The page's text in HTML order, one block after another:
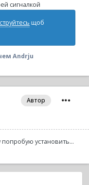
сигналкой
щоб
Andrju
Автор
попробую установить...